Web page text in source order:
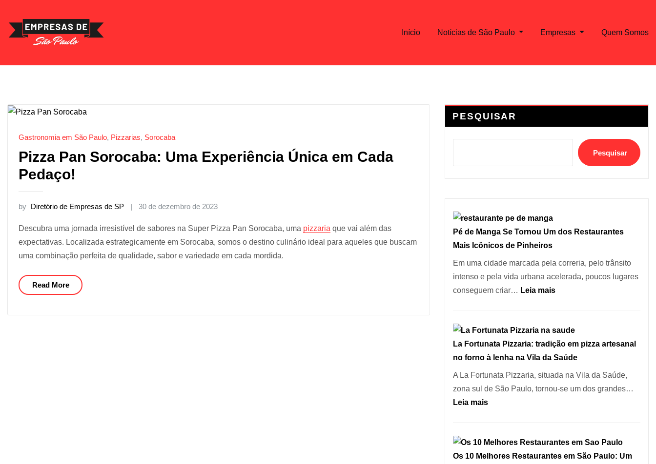
content
Início Notícias de São Paulo Empresas Quem Somos
Gastronomia em São Paulo, Pizzarias, Sorocaba
Pizza Pan Sorocaba: Uma Experiência Única em Cada
Pedaço!
by Diretório de Empresas de SP 30 de dezembro de 2023
Descubra uma jornada irresistível de sabores na Super Pizza Pan Sorocaba, uma pizzaria que vai além das
expectativas. Localizada estrategicamente em Sorocaba, somos o destino culinário ideal para aqueles que buscam
uma combinação perfeita de qualidade, sabor e variedade em cada mordida.
Read More
PESQUISAR
Pesquisar
Pé de Manga Se Tornou Um dos Restaurantes
Mais Icônicos de Pinheiros
Em uma cidade marcada pela correria, pelo trânsito
intenso e pela vida urbana acelerada, poucos lugares
conseguem criar… Leia mais:
Manga
Se
Tornou
Um
dos
de
Pinheiros
La Fortunata Pizzaria: tradição em pizza artesanal
no forno à lenha na Vila da Saúde
A La Fortunata Pizzaria, situada na Vila da Saúde,
zona sul de São Paulo, tornou-se um dos grandes…
Leia mais:
Pizzaria:
tradição
Os 10 Melhores Restaurantes em São Paulo: Um